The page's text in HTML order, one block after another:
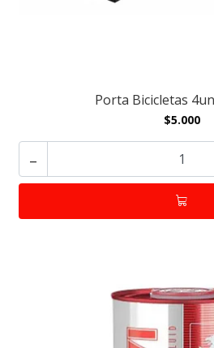
Porta Bicicletas
$5.000
-